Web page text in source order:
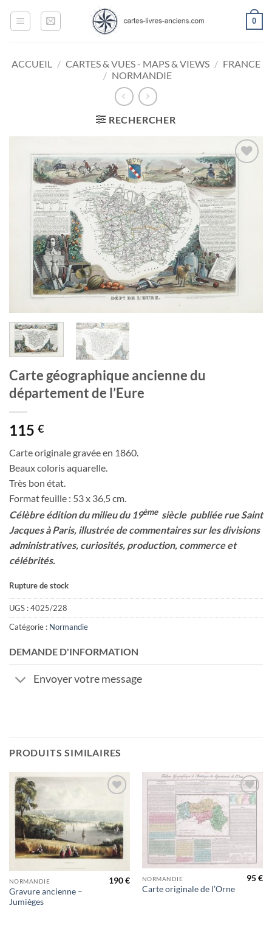
0
ACCUEIL / CARTES & VUES - MAPS & VIEWS / FRANCE
/ NORMANDIE
RECHERCHER
Ajouter
à la
wishlist
Carte géographique ancienne du
département de l’Eure
115 €
Carte originale gravée en 1860.
Beaux coloris aquarelle.
Très bon état.
Format feuille : 53 x 36,5 cm.
Célèbre édition du milieu du 19èmesiècle publiée rue Saint
Jacques à Paris, illustrée de commentaires sur les divisions
administratives, curiosités, production, commerce et
célébrités.
Rupture de stock
UGS :4025/228
Catégorie : Normandie
DEMANDE D'INFORMATION
Envoyer votre message
PRODUITS SIMILAIRES
à la
wishlist
NORMANDIE
Gravure ancienne –
Jumièges
190€
Ajouter
à la
wishlist
NORMANDIE
Carte originale de l’Orne
95€